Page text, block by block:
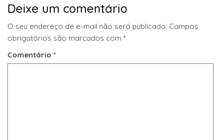
Deixe um comentário
O seu endereço de e-mail não será publicado. Campos
obrigatórios são marcados com *
Comentário *